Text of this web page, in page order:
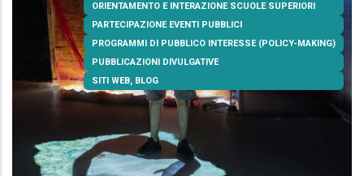
ORIENTAMENTO E INTERAZIONE SCUOLE SUPERIORI
PARTECIPAZIONE EVENTI PUBBLICI
PROGRAMMI DI PUBBLICO INTERESSE (POLICY-MAKING)
PUBBLICAZIONI DIVULGATIVE
SITI WEB, BLOG